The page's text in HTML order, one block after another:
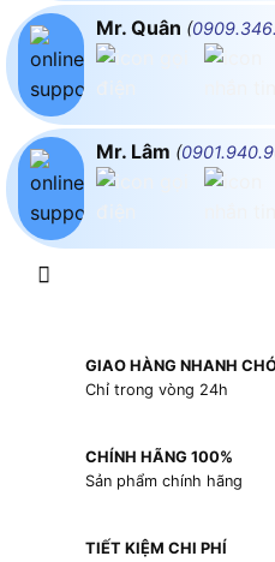
Mr. Quân (
Mr. Lâm (
GIAO HÀNG NHANH
Chỉ trong vòng 24h
CHÍNH HÃNG 100%
Sản phẩm chính hãng
TIẾT KIỆM CHI PHÍ